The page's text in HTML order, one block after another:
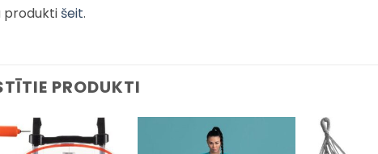
produkti šeit.
PRODUKTI